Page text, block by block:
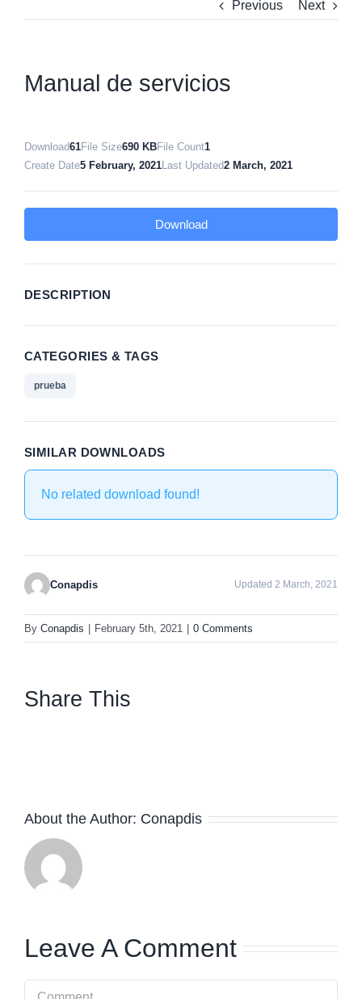
Previous Next
Manual de servicios
Download61File Size690 KBFile Count1
Create Date5 February, 2021 Last Updated2 March, 2021
Download
DESCRIPTION
CATEGORIES & TAGS
prueba
SIMILAR DOWNLOADS
No related download found!
Conapdis Updated 2 March, 2021
By Conapdis February 5th, 2021 0 Comments
Share This
About the Author: Conapdis
Leave A Comment
Comment